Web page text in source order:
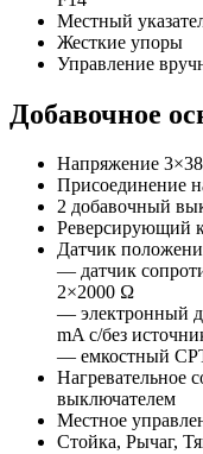
Местный
Жесткие упоры
Управление
Добавочное
Напряжение
Присоединение
2 добавочный
Реверсирующий
Датчик
— датчик
2×2000 Ω
— электронный
mA c/без
— eмкостный
Нагревательное
выключателем
Местное
Стойка, Рычаг,